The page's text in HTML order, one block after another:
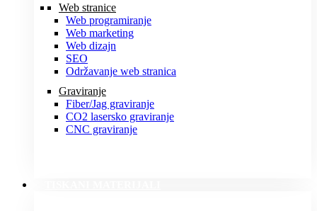
Web stranice
Web programiranje
Web marketing
Web dizajn
SEO
Održavanje web stranica
Graviranje
Fiber/Jag graviranje
CO2 lasersko graviranje
CNC graviranje